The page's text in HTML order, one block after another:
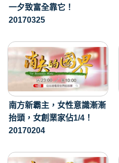
一夕致富全靠它！
20170325
南方新霸主，女性意識漸漸
抬頭，女創業家佔1/4！
20170204